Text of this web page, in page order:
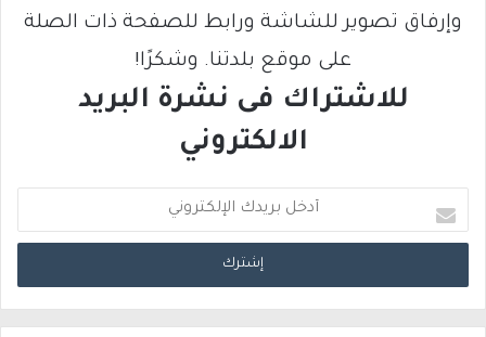
وإرفاق تصوير للشاشة ورابط للصفحة ذات الصلة
على موقع بلدتنا. وشكرًا!
للاشتراك فى نشرة البريد
الالكتروني
د
خ